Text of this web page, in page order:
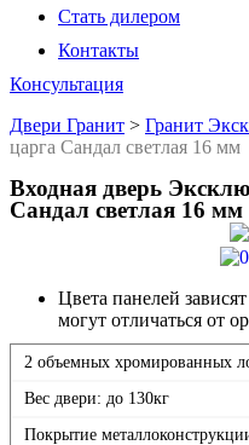
Стать дилером
Контакты
Консультация
Двери Гранит > Гранит
царга Сандал светлая 16 мм
Входная дверь
Сандал светлая 16 мм
Цвета панелей
могут отличаться от
2 объемных хромированных
Вес двери: до 130кг
Покрытие